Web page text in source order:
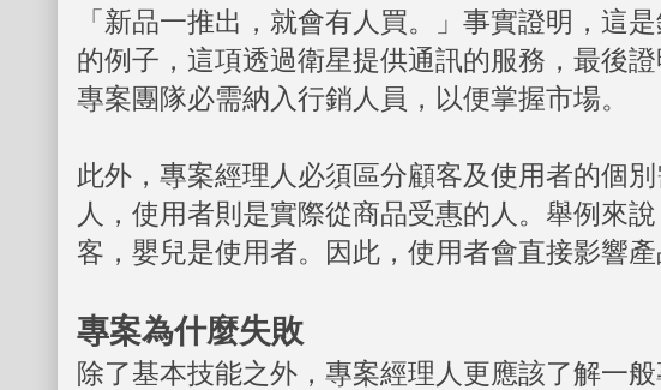
「新品一推出，就會有人買。」事實證明，這
的例子，這項透過衛星提供通訊的服務，最後
專案團隊必需納入行銷人員，以便掌握市場。
此外，專案經理人必須區分顧客及使用者的個
人，使用者則是實際從商品受惠的人。舉例來
客，嬰兒是使用者。因此，使用者會直接影響產
專案為什麼失敗
除了基本技能之外，專案經理人更應該了解一